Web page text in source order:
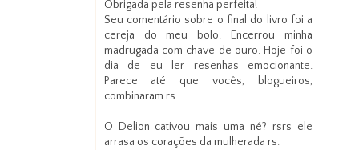
Obrigada pela resenha perfeita!
Seu comentário sobre o final do livro foi a
cereja do meu bolo. Encerrou minha
madrugada com chave de ouro. Hoje foi o
dia de eu ler resenhas emocionante.
Parece até que vocês, blogueiros,
combinaram rs.
O Delion cativou mais uma né? rsrs ele
arrasa os corações da mulherada rs.